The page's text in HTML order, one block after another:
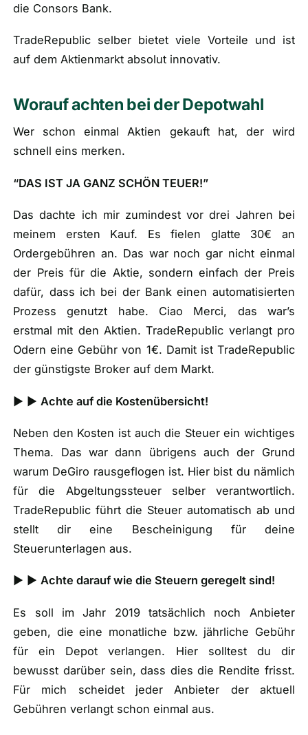
die Consors Bank.
TradeRepublic selber bietet viele Vorteile und ist
auf dem Aktienmarkt absolut innovativ.
Worauf achten bei der Depotwahl
Wer schon einmal Aktien gekauft hat, der wird
schnell eins merken.
“DAS IST JA GANZ SCHÖN TEUER!”
Das dachte ich mir zumindest vor drei Jahren bei
meinem ersten Kauf. Es fielen glatte 30€ an
Ordergebühren an. Das war noch gar nicht einmal
der Preis für die Aktie, sondern einfach der Preis
dafür, dass ich bei der Bank einen automatisierten
Prozess genutzt habe. Ciao Merci, das war’s
erstmal mit den Aktien. TradeRepublic verlangt pro
Odern eine Gebühr von 1€. Damit ist TradeRepublic
der günstigste Broker auf dem Markt.
► ► Achte auf die Kostenübersicht!
Neben den Kosten ist auch die Steuer ein wichtiges
Thema. Das war dann übrigens auch der Grund
warum DeGiro rausgeflogen ist. Hier bist du nämlich
für die Abgeltungssteuer selber verantwortlich.
TradeRepublic führt die Steuer automatisch ab und
stellt dir eine Bescheinigung für deine
Steuerunterlagen aus.
► ►Achte darauf wie die Steuern geregelt sind!
Es soll im Jahr 2019 tatsächlich noch Anbieter
geben, die eine monatliche bzw. jährliche Gebühr
für ein Depot verlangen. Hier solltest du dir
bewusst darüber sein, dass dies die Rendite frisst.
Für mich scheidet jeder Anbieter der aktuell
Gebühren verlangt schon einmal aus.